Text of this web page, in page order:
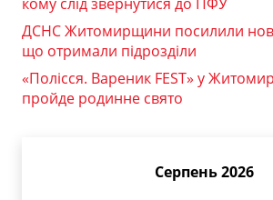
ДСНС Житомирщини посилили
що отримали підрозділи
«Полісся. Вареник FEST» у
пройде родинне свято
Серпень 2026